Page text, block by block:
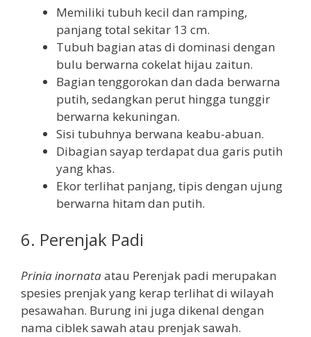
Memiliki tubuh kecil dan ramping,
panjang total sekitar 13 cm.
Tubuh bagian atas di dominasi dengan
bulu berwarna cokelat hijau zaitun.
Bagian tenggorokan dan dada berwarna
putih, sedangkan perut hingga tunggir
berwarna kekuningan.
Sisi tubuhnya berwana keabu-abuan.
Dibagian sayap terdapat dua garis putih
yang khas.
Ekor terlihat panjang, tipis dengan ujung
berwarna hitam dan putih.
6. Perenjak Padi
Prinia inornataatau Perenjak padi merupakan
spesies prenjak yang kerap terlihat di wilayah
pesawahan. Burung ini juga dikenal dengan
nama ciblek sawah atau prenjak sawah.